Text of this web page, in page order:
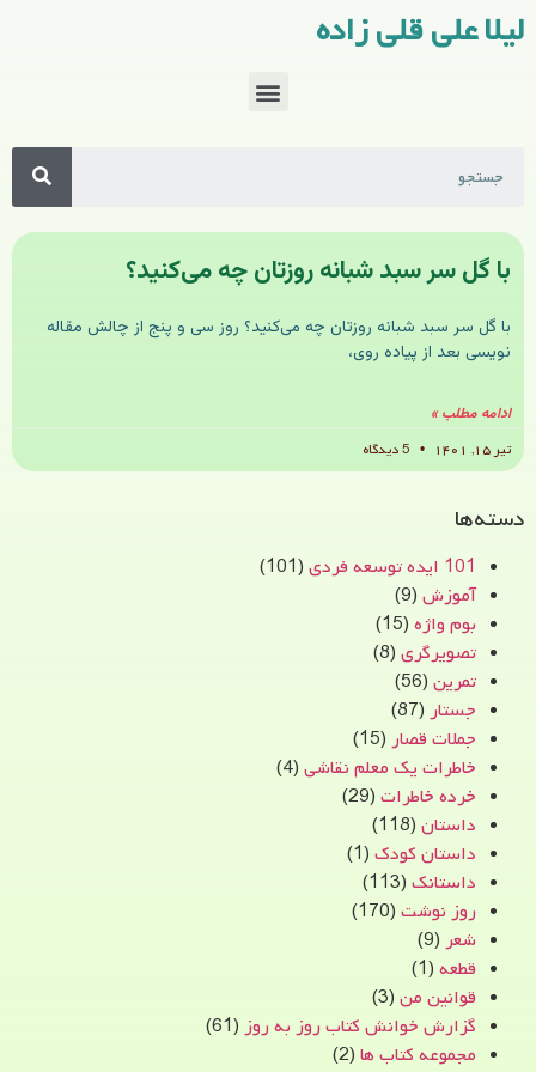
لیلا علی قلی زاده
با گل سر سبد شبانه روزتان چه می‌کنید؟
با گل سر سبد شبانه روزتان چه می‌کنید؟ روز سی و پنج از چالش مقاله
نویسی بعد از پیاده روی،
ادامه مطلب »
تیر ۱۵, ۱۴۰۱
دسته‌ها
101 ایده توسعه فردی
(101)
آموزش (9)
بوم واژه (15)
تصویرگری (8)
تمرین (56)
جستار (87)
جملات قصار (15)
خاطرات یک معلم نقاشی (4)
خرده خاطرات (29)
داستان (118)
داستان کودک (1)
داستانک (113)
روز نوشت (170)
شعر (9)
قطعه (1)
قوانین من (3)
گزارش خوانش کتاب روز به روز (61)
مجموعه کتاب ها (2)